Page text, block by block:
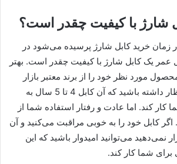
شارژ با کیفیت چقدر است؟
زمان خرید کابل شارژ پرسیده می‌شود در
یک کابل شارژ با کیفیت چقدر است. بهتر
مورد نظر خود را از برند معتبر بازار
تهیه کنید، می‎توانید انتظار داشته باشید که آن کابل 4 تا 5 سال به
کند. اما عادت و رفتار استفاده شما از
کابل خود را به خوبی مراقبت می‌کنید و آن
می‌توانید امیدوار باشید که این
شما کار کند.